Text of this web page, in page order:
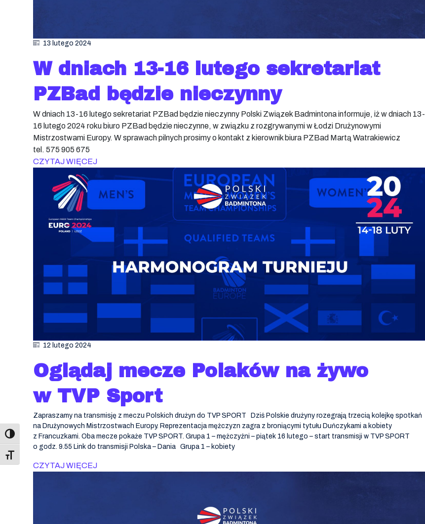
Toggle Font size
13 lutego 2024
W dniach 13-16 lutego sekretariat
PZBad będzie nieczynny
W dniach 13-16 lutego sekretariat PZBad będzie nieczynny Polski Związek Badmintona informuje, iż w dniach 13-
16 lutego 2024 roku biuro PZBad będzie nieczynne, w związku z rozgrywanymi w Łodzi Drużynowymi
Mistrzostwami Europy. W sprawach pilnych prosimy o kontakt z kierownik biura PZBad Martą Watrakiewicz
tel. 575 905 675
CZYTAJ WIĘCEJ
12 lutego 2024
Oglądaj mecze Polaków na żywo
w TVP Sport
Zapraszamy na transmisję z meczu Polskich drużyn do TVP SPORT Dziś Polskie drużyny rozegrają trzecią kolejkę spotkań
na Drużynowych Mistrzostwach Europy. Reprezentacja mężczyzn zagra z broniącymi tytułu Duńczykami a kobiety
z Francuzkami. Oba mecze pokaże TVP SPORT. Grupa 1 – mężczyźni – piątek 16 lutego – start transmisji w TVP SPORT
o godz. 9.55 Link do transmisji Polska – Dania Grupa 1 – kobiety
CZYTAJ WIĘCEJ